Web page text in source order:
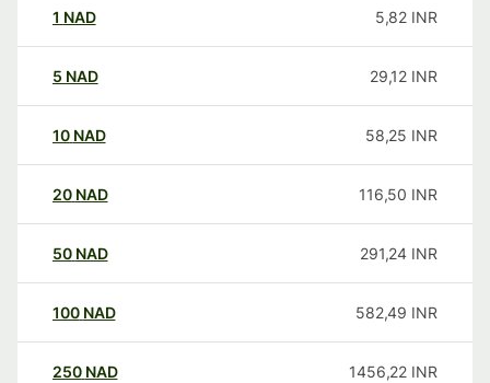
1 NAD 5,82 INR
5 NAD 29,12 INR
10 NAD 58,25 INR
20 NAD 116,50 INR
50 NAD 291,24 INR
100 NAD 582,49 INR
250 NAD 1456,22 INR